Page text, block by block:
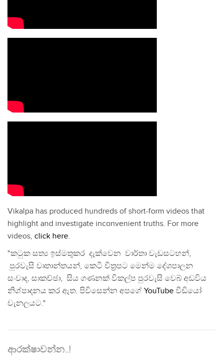
Vikalpa has produced hundreds of short-form videos that
highlight and investigate inconvenient truths. For more
videos, click here.
"කටුක සත්‍ය ඉස්මතුකර දැක්වෙන වාර්තා වැඩසටහන්,
පුරවැසි වෘතාන්තයන්, කෙටි චිත්‍රපට මෙන්ම දේශපාලන
සංවාද, සාකච්ඡා, සිය ගණනක් විකල්ප පුරවැසි වෙබ් අඩවිය
නිශ්පාදනය කර ඇත. පිවිසෙන්න අපගේ YouTube වීඩියෝ
චැනලයට."
ආරක්ෂාවන්න..!